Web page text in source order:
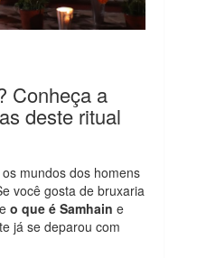
Conheça a
deste ritual
mundos dos homens
você gosta de bruxaria
o que é Samhaine
já se deparou com